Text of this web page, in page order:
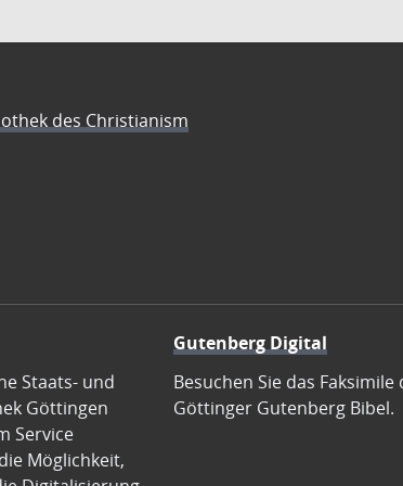
des Christianism
Staats- und
Göttingen
Service
Möglichkeit,
Gutenberg Digital
Besuchen Sie das Faksimile
Göttinger Gutenberg Bibel.